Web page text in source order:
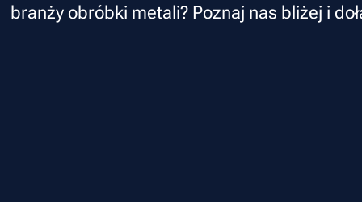
branży obróbki metali? Poznaj nas bliżej i